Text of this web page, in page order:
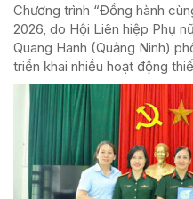
Chương trình “Đồng hành
2026, do Hội Liên hiệp Phụ
Quang Hanh (Quảng Ninh)
triển khai nhiều hoạt động